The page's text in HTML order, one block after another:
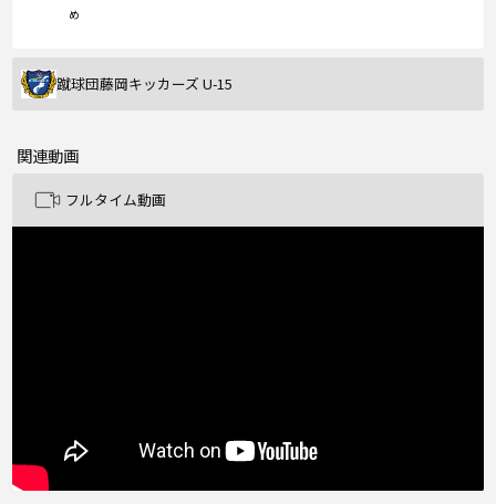
め
蹴球団藤岡キッカーズ U-15
関連動画
フルタイム動画